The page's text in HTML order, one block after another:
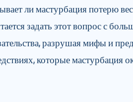
ли мастурбация потерю
задать этот вопрос с
разрушая мифы и
которые мастурбация